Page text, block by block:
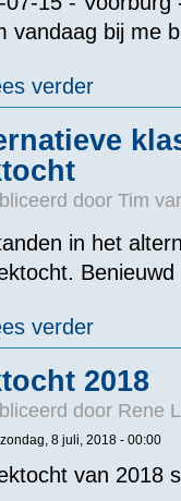
vandaag bij me
verderover
door Tim
in het
verderover
2018
door Rene
zondag, 8 juli, 2018 - 00:00
van 2018